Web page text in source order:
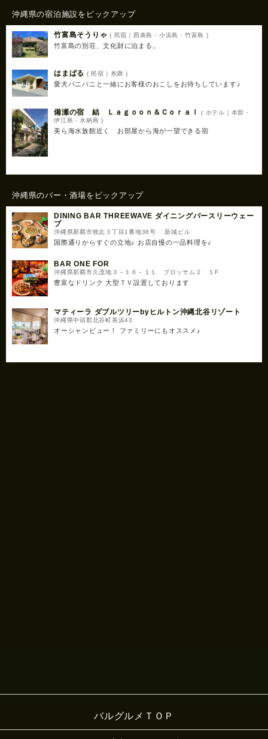
沖縄県の宿泊施設をピックアップ
竹富島そうりゃ ( 民宿｜西表島・小浜島・竹富島 )
竹富島の別荘、文化財に泊まる。
はまばる ( 民宿｜糸満 )
愛犬パニパニと一緒にお客様のおこしをお待ちしています♪
備瀬の宿 結 Ｌａｇｏｏｎ＆Ｃｏｒａｌ
( ホテル｜本部・
伊江島・水納島 )
美ら海水族館近く お部屋から海が一望できる宿
沖縄県のバー・酒場をピックアップ
DINING BAR THREEWAVE ダイニングバースリーウェー
ブ
沖縄県那覇市牧志３丁目1番地38号 新城ビル
国際通りからすぐの立地♪ お店自慢の一品料理を♪
BAR ONE FOR
沖縄県那覇市久茂地３－１６－１１ ブロッサム２ １F
豊富なドリンク 大型ＴＶ設置しております
マティーラ ダブルツリーbyヒルトン沖縄北谷リゾート
沖縄県中頭郡北谷町美浜43
オーシャンビュー！ ファミリーにもオススメ♪
バルグルメＴＯＰ